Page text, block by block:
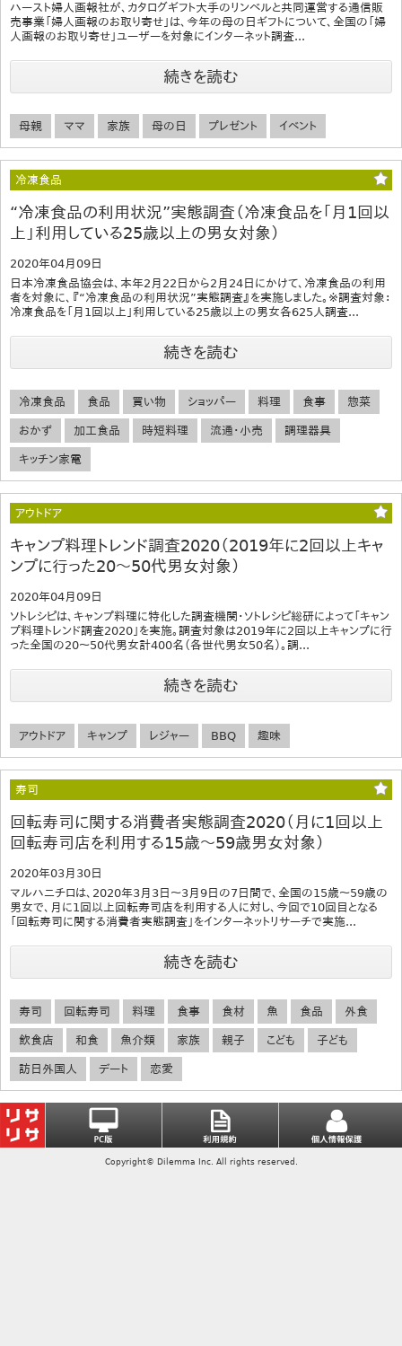
ハースト婦人画報社が、カタログギフト大手のリンベルと共同運営する通信販
売事業「婦人画報のお取り寄せ」は、今年の母の日ギフトについて、全国の「婦
人画報のお取り寄せ」ユーザーを対象にインターネット調査...
続きを読む
母親 ママ 家族 母の日 プレゼント イベント
冷凍食品
“冷凍食品の利用状況”実態調査（冷凍食品を「月1回以
上」利用している25歳以上の男女対象）
2020年04月09日
日本冷凍食品協会は、本年2月22日から2月24日にかけて、冷凍食品の利用
者を対象に、『“冷凍食品の利用状況”実態調査』を実施しました。※調査対象：
冷凍食品を「月1回以上」利用している25歳以上の男女各625人調査...
続きを読む
冷凍食品 食品 買い物 ショッパー 料理 食事 惣菜
おかず 加工食品 時短料理 流通・小売 調理器具
キッチン家電
アウトドア
キャンプ料理トレンド調査2020（2019年に2回以上キャ
ンプに行った20～50代男女対象）
2020年04月09日
ソトレシピは、キャンプ料理に特化した調査機関・ソトレシピ総研によって「キャン
プ料理トレンド調査2020」を実施。調査対象は2019年に2回以上キャンプに行
った全国の20～50代男女計400名（各世代男女50名）。調...
続きを読む
アウトドア キャンプ レジャー BBQ 趣味
寿司
回転寿司に関する消費者実態調査2020（月に1回以上
回転寿司店を利用する15歳～59歳男女対象）
2020年03月30日
マルハニチロは、2020年3月3日～3月9日の7日間で、全国の15歳～59歳の
男女で、月に1回以上回転寿司店を利用する人に対し、今回で10回目となる
「回転寿司に関する消費者実態調査」をインターネットリサーチで実施...
続きを読む
寿司 回転寿司 料理 食事 食材 魚 食品 外食
飲食店 和食 魚介類 家族 親子 こども 子ども
訪日外国人 デート 恋愛
Copyright© Dilemma Inc. All rights reserved.